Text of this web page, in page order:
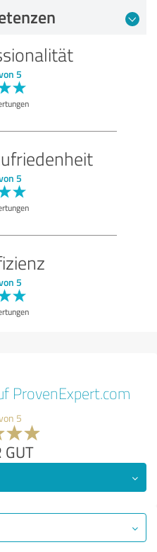
5
5
5
ProvenExpert.com
5
GUT